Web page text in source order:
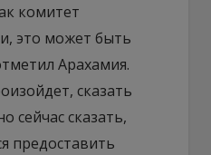
комитет
это может быть
Арахамия.
сказать
сейчас сказать,
предоставить